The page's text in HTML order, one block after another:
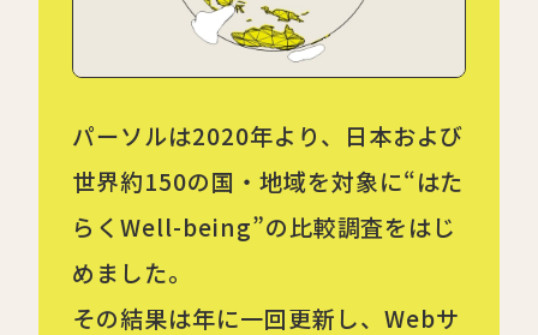
パーソルは2020年より、日本および
世界約150の国・地域を対象に“はた
らくWell-being”の比較調査をはじ
めました。
その結果は年に一回更新し、Webサ